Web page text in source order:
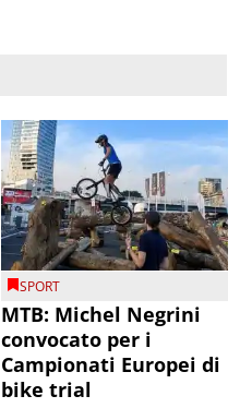
SPORT
MTB: Michel Negrini
convocato per i
Campionati Europei di
bike trial